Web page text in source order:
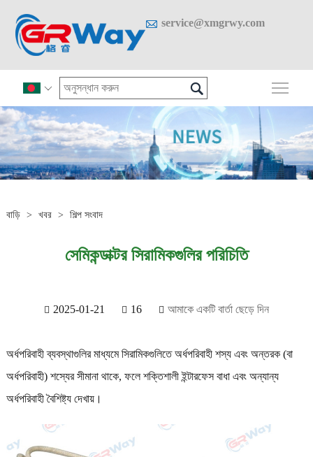
 service@xmgrwy.com
 
বাড়ি > খবর > শিল্প সংবাদ
সেমিকন্ডাক্টর সিরামিকগুলির পরিচিতি
2025-01-21 16 আমাকে একটি বার্তা ছেড়ে দিন
অর্ধপরিবাহী ব্যবস্থাগুলির মাধ্যমে সিরামিকগুলিতে অর্ধপরিবাহী শস্য এবং অন্তরক (বা
অর্ধপরিবাহী) শস্যের সীমানা থাকে, ফলে শক্তিশালী ইন্টারফেস বাধা এবং অন্যান্য
অর্ধপরিবাহী বৈশিষ্ট্য দেখায়।